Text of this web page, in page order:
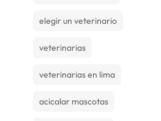
elegir un veterinario
veterinarias
veterinarias en lima
acicalar mascotas